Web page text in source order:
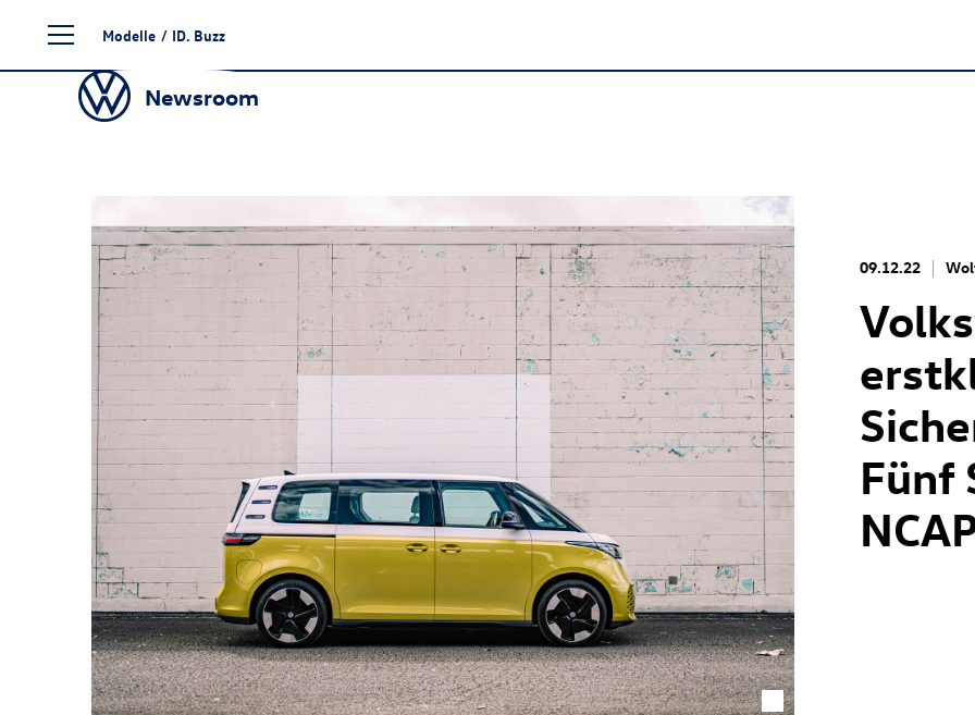
Seiteninhalt
springen
Modelle / ID. Buzz
Newsroom
09.12.22
Fünf